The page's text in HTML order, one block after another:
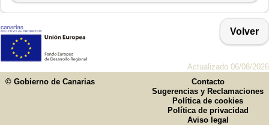
Volver
Actualizado 06/08/2026
© Gobierno de Canarias
Contacto
Sugerencias y Reclamaciones
Política de cookies
Política de privacidad
Aviso legal